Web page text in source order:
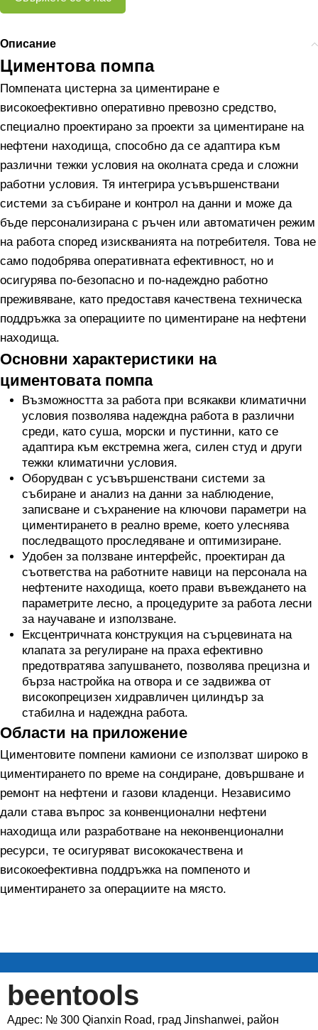
Описание
Циментова помпа
Помпената цистерна за циментиране е
високоефективно оперативно превозно средство,
специално проектирано за проекти за циментиране на
нефтени находища, способно да се адаптира към
различни тежки условия на околната среда и сложни
работни условия. Тя интегрира усъвършенствани
системи за събиране и контрол на данни и може да
бъде персонализирана с ръчен или автоматичен режим
на работа според изискванията на потребителя. Това не
само подобрява оперативната ефективност, но и
осигурява по-безопасно и по-надеждно работно
преживяване, като предоставя качествена техническа
поддръжка за операциите по циментиране на нефтени
находища.
Основни характеристики на
циментовата помпа
Възможността за работа при всякакви климатични
условия позволява надеждна работа в различни
среди, като суша, морски и пустинни, като се
адаптира към екстремна жега, силен студ и други
тежки климатични условия.
Оборудван с усъвършенствани системи за
събиране и анализ на данни за наблюдение,
записване и съхранение на ключови параметри на
циментирането в реално време, което улеснява
последващото проследяване и оптимизиране.
Удобен за ползване интерфейс, проектиран да
съответства на работните навици на персонала на
нефтените находища, което прави въвеждането на
параметрите лесно, а процедурите за работа лесни
за научаване и използване.
Ексцентричната конструкция на сърцевината на
клапата за регулиране на праха ефективно
предотвратява запушването, позволява прецизна и
бърза настройка на отвора и се задвижва от
високопрецизен хидравличен цилиндър за
стабилна и надеждна работа.
Области на приложение
Циментовите помпени камиони се използват широко в
циментирането по време на сондиране, довършване и
ремонт на нефтени и газови кладенци. Независимо
дали става въпрос за конвенционални нефтени
находища или разработване на неконвенционални
ресурси, те осигуряват висококачествена и
високоефективна поддръжка на помпеното и
циментирането за операциите на място.
beentools
Адрес: № 300 Qianxin Road, град Jinshanwei, район